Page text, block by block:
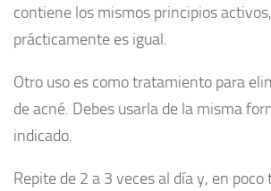
contiene los mismos principios
prácticamente es igual.
Otro uso es como tratamiento para
de acné. Debes usarla de la misma
indicado.
Repite de 2 a 3 veces al día y, en